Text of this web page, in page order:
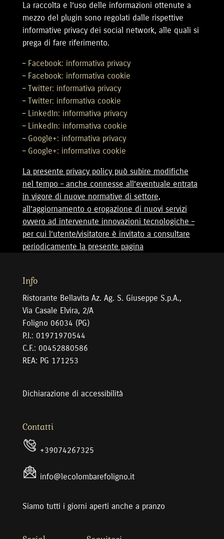
La raccolta e l’uso delle informazioni ottenute a
mezzo del plugin sono regolati dalle rispettive
informative privacy dei social network, alle quali si
prega di fare riferimento.
– Facebook: informativa privacy
– Facebook: informativa cookie
– Twitter: informativa privacy
– Twitter: informativa cookie
– LinkedIn: informativa privacy
– LinkedIn: informativa cookie
– Google+: informativa privacy
– Google+: informativa cookie
La presente privacy policy può subire modifiche
nel tempo – anche connesse all’eventuale entrata
in vigore di nuove normative di settore,
all’aggiornamento o erogazione di nuovi servizi
ovvero ad intervenute innovazioni tecnologiche –
per cui l’utente/visitatore è invitato a consultare
periodicamente la presente pagina
Info
Ristorante Bellavita Az. Ag. S. Giuseppe S.p.A.,
Via Casale Elvira, 2/A
Foligno 06034 (PG)
P.I.: 01971970544
C.F.: 00452880586
REA: PG 171253
Dichiarazione di accessibilità
Contatti
+39074267325
ti.ongiloferabmolocel
@ofni
Siamo tutti i giorni aperti anche a pranzo